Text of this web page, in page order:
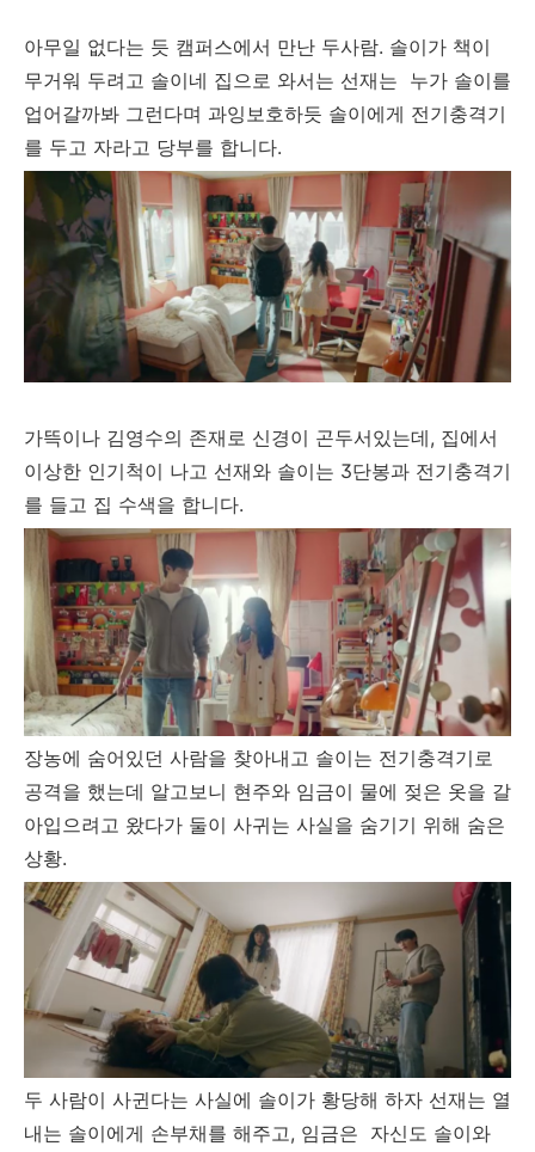
아무일 없다는 듯 캠퍼스에서 만난 두사람. 솔이가 책이
무거워 두려고 솔이네 집으로 와서는 선재는 누가 솔이를
업어갈까봐 그런다며 과잉보호하듯 솔이에게 전기충격기
를 두고 자라고 당부를 합니다.
가뜩이나 김영수의 존재로 신경이 곤두서있는데, 집에서
이상한 인기척이 나고 선재와 솔이는 3단봉과 전기충격기
를 들고 집 수색을 합니다.
장농에 숨어있던 사람을 찾아내고 솔이는 전기충격기로
공격을 했는데 알고보니 현주와 임금이 물에 젖은 옷을 갈
아입으려고 왔다가 둘이 사귀는 사실을 숨기기 위해 숨은
상황.
두 사람이 사귄다는 사실에 솔이가 황당해 하자 선재는 열
내는 솔이에게 손부채를 해주고, 임금은 자신도 솔이와